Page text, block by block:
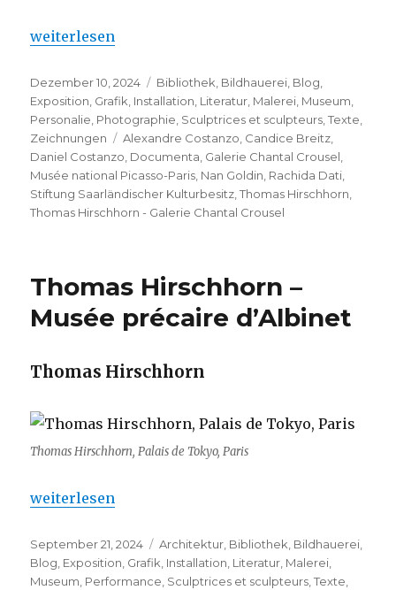
„Thomas Hirschhorn – Galerie Chantal Crousel“
weiterlesen
Veröffentlicht
am
Dezember 10, 2024 Kategorien
Bibliothek, Bildhauerei, Blog,
Exposition, Grafik, Installation, Literatur, Malerei, Museum,
Personalie, Photographie, Sculptrices et sculpteurs,Texte,
Zeichnungen
Schlagwörter
Alexandre Costanzo, Candice Breitz,
Daniel Costanzo, Documenta, Galerie Chantal Crousel,
Musée national Picasso-Paris, Nan Goldin, Rachida Dati,
Stiftung Saarländischer Kulturbesitz,Thomas Hirschhorn,
Thomas Hirschhorn - Galerie Chantal Crousel
Thomas Hirschhorn –
Musée précaire d’Albinet
Thomas Hirschhorn
Thomas Hirschhorn, Palais de Tokyo, Paris
„Thomas Hirschhorn – Musée précaire d’Albinet“
weiterlesen
Veröffentlicht
am
September 21, 2024 Kategorien
Architektur, Bibliothek, Bildhauerei,
Blog, Exposition, Grafik, Installation, Literatur, Malerei,
Museum, Performance, Sculptrices et sculpteurs,Texte,